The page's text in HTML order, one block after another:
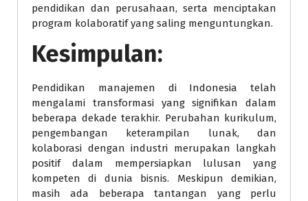
pendidikan dan perusahaan, serta menciptakan
program kolaboratif yang saling menguntungkan.
Kesimpulan:
Pendidikan manajemen di Indonesia telah
mengalami transformasi yang signifikan dalam
beberapa dekade terakhir. Perubahan kurikulum,
pengembangan keterampilan lunak, dan
kolaborasi dengan industri merupakan langkah
positif dalam mempersiapkan lulusan yang
kompeten di dunia bisnis. Meskipun demikian,
masih ada beberapa tantangan yang perlu